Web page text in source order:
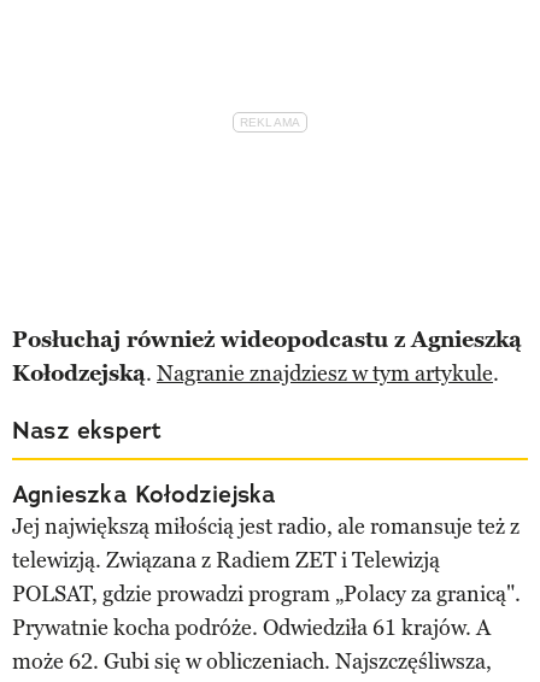
Posłuchaj również wideopodcastu z Agnieszką
Kołodzejską. Nagranie znajdziesz w tym artykule.
Nasz ekspert
Agnieszka Kołodziejska
Jej największą miłością jest radio, ale romansuje też z
telewizją. Związana z Radiem ZET i Telewizją
POLSAT, gdzie prowadzi program „Polacy za granicą".
Prywatnie kocha podróże. Odwiedziła 61 krajów. A
może 62. Gubi się w obliczeniach. Najszczęśliwsza,